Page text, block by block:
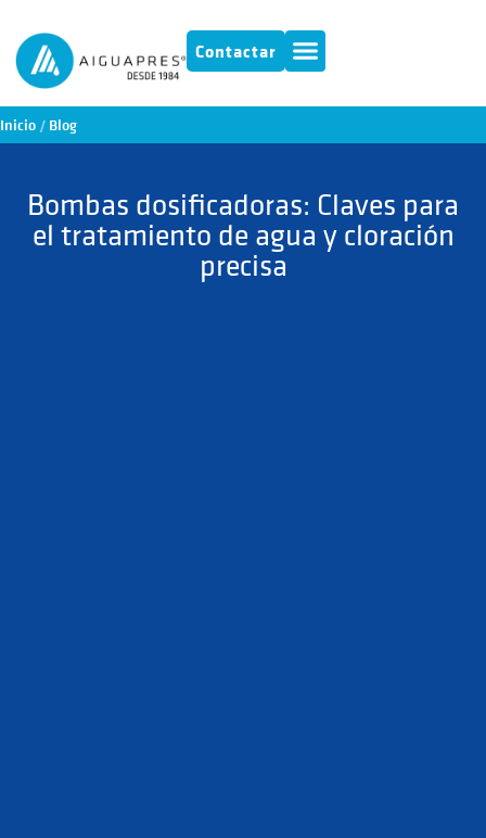
Contactar
Inicio / Blog
Bombas dosificadoras: Claves para
el tratamiento de agua y cloración
precisa